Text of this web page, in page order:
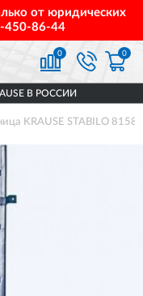
от юридических
450-86-44
0 0
В РОССИИ
KRAUSE STABILO